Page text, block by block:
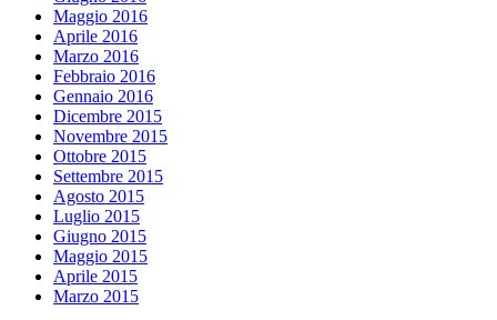
Maggio 2016
Aprile 2016
Marzo 2016
Febbraio 2016
Gennaio 2016
Dicembre 2015
Novembre 2015
Ottobre 2015
Settembre 2015
Agosto 2015
Luglio 2015
Giugno 2015
Maggio 2015
Aprile 2015
Marzo 2015